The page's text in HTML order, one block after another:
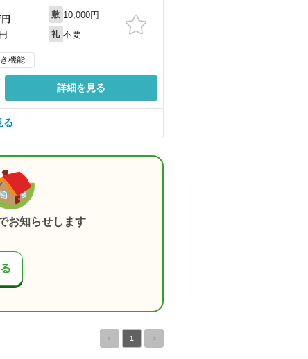
敷 10,000円
礼 不要
機能
詳細を見る
る
お知らせします
< 1 >